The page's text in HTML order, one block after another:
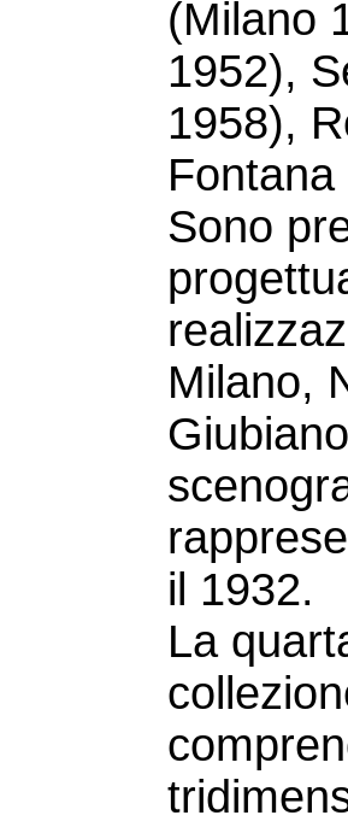
(Milano
1952),
1958),
Sono
Milano,
il 1932.
La